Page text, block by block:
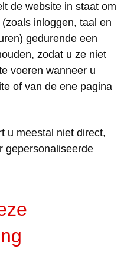
de website in staat om
inloggen, taal en
gedurende een
zodat u ze niet
voeren wanneer u
of van de ene pagina
u meestal niet direct,
gepersonaliseerde